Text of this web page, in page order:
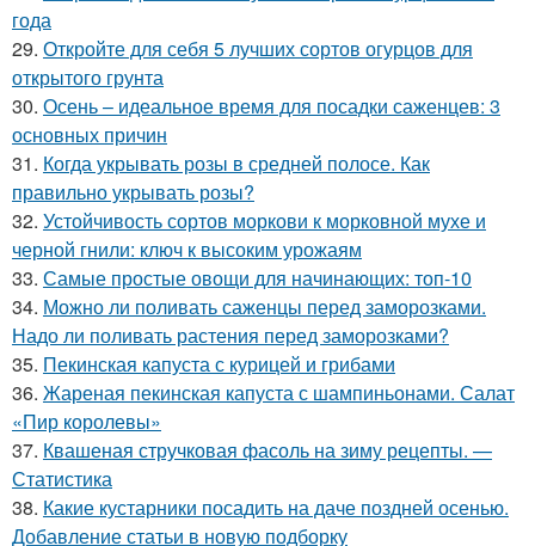
года
29. Откройте для себя 5 лучших сортов огурцов для
открытого грунта
30. Осень – идеальное время для посадки саженцев: 3
основных причин
31. Когда укрывать розы в средней полосе. Как
правильно укрывать розы?
32. Устойчивость сортов моркови к морковной мухе и
черной гнили: ключ к высоким урожаям
33. Самые простые овощи для начинающих: топ-10
34. Можно ли поливать саженцы перед заморозками.
Надо ли поливать растения перед заморозками?
35. Пекинская капуста с курицей и грибами
36. Жареная пекинская капуста с шампиньонами. Салат
«Пир королевы»
37. Квашеная стручковая фасоль на зиму рецепты. —
Статистика
38. Какие кустарники посадить на даче поздней осенью.
Добавление статьи в новую подборку